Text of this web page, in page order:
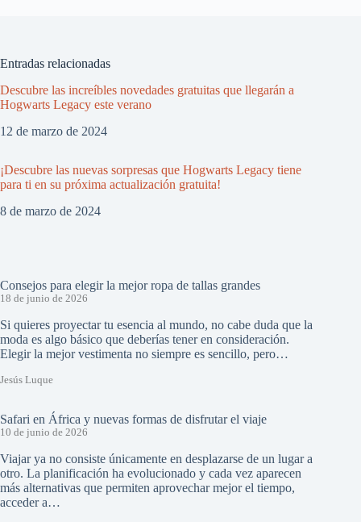
Entradas relacionadas
Descubre las increíbles novedades gratuitas que llegarán a
Hogwarts Legacy este verano
12 de marzo de 2024
¡Descubre las nuevas sorpresas que Hogwarts Legacy tiene
para ti en su próxima actualización gratuita!
8 de marzo de 2024
Consejos para elegir la mejor ropa de tallas grandes
18 de junio de 2026
Si quieres proyectar tu esencia al mundo, no cabe duda que la
moda es algo básico que deberías tener en consideración.
Elegir la mejor vestimenta no siempre es sencillo, pero…
Jesús Luque
Safari en África y nuevas formas de disfrutar el viaje
10 de junio de 2026
Viajar ya no consiste únicamente en desplazarse de un lugar a
otro. La planificación ha evolucionado y cada vez aparecen
más alternativas que permiten aprovechar mejor el tiempo,
acceder a…